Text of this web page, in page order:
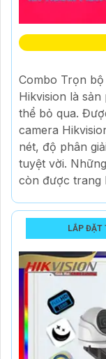
Combo Trọn
Hikvision là
thể bỏ qua.
camera
nét, độ phân
tuyệt vời.
còn được trang
LẮP ĐẶT